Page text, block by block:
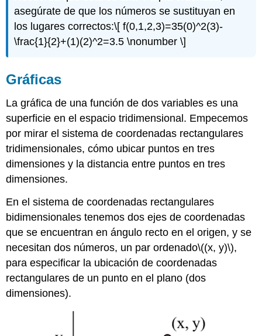
asegúrate de que los números se sustituyan en
los lugares correctos:\[ f(0,1,2,3)=35(0)^2(3)-
\frac{1}{2}+(1)(2)^2=3.5 \nonumber \]
Gráficas
La gráfica de una función de dos variables es una
superficie en el espacio tridimensional. Empecemos
por mirar el sistema de coordenadas rectangulares
tridimensionales, cómo ubicar puntos en tres
dimensiones y la distancia entre puntos en tres
dimensiones.
En el sistema de coordenadas rectangulares
bidimensionales tenemos dos ejes de coordenadas
que se encuentran en ángulo recto en el origen, y se
necesitan dos números, un par ordenado\((x, y)\),
para especificar la ubicación de coordenadas
rectangulares de un punto en el plano (dos
dimensiones).